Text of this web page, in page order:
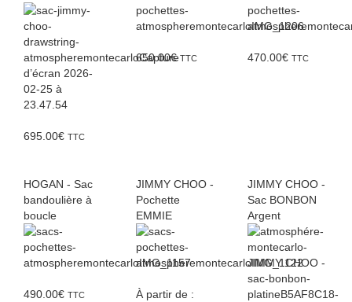
695.00€ TTC
650.00€ TTC 470.00€ TTC
HOGAN - Sac
bandoulière à
boucle
490.00€ TTC
JIMMY CHOO -
Pochette
EMMIE
À partir de :
JIMMY CHOO -
Sac BONBON
Argent